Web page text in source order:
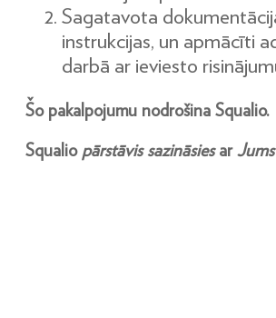
Sagatavota
instrukcijas, un apmācīti
darbā ar ieviesto
Šo pakalpojumu nodrošina Squalio.
Squalio pārstāvis sazināsiesarJums